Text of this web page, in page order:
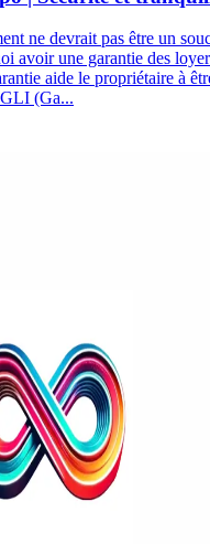
ne devrait pas être un
avoir une garantie des
aide le propriétaire à
(Ga...